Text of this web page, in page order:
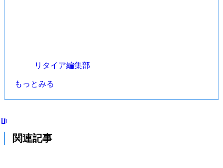
リタイア編集部
もっとみる
関連記事